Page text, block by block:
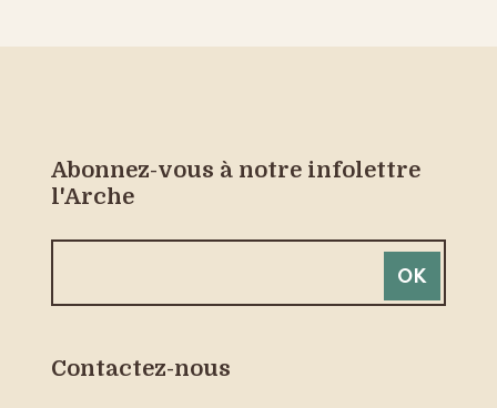
Abonnez-vous à notre infolettre
l'Arche
Contactez-nous